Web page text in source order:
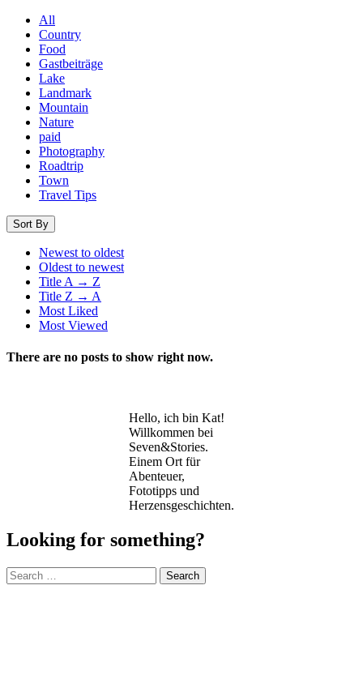
All
Country
Food
Gastbeiträge
Lake
Landmark
Mountain
Nature
paid
Photography
Roadtrip
Town
Travel Tips
Sort By
Newest to oldest
Oldest to newest
Title A → Z
Title Z → A
Most Liked
Most Viewed
There are no posts to show right now.
Hello, ich bin Kat!
Willkommen bei
Seven&Stories.
Einem Ort für
Abenteuer,
Fototipps und
Herzensgeschichten.
Looking for something?
Search